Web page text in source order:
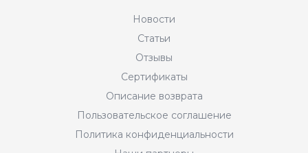
Новости
Статьи
Отзывы
Сертификаты
Описание возврата
Пользовательское соглашение
Политика конфиденциальности